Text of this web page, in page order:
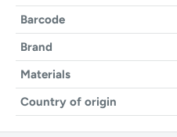
Barcode
Brand
Materials
Country of origin